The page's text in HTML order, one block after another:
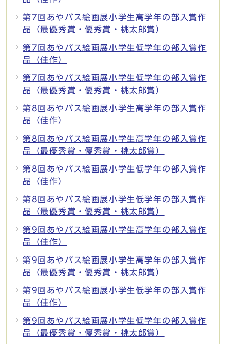
第7回あやバス絵画展小学生高学年の部入賞作
品（最優秀賞・優秀賞・桃太郎賞）
第7回あやバス絵画展小学生低学年の部入賞作
品（佳作）
第7回あやバス絵画展小学生低学年の部入賞作
品（最優秀賞・優秀賞・桃太郎賞）
第8回あやバス絵画展小学生高学年の部入賞作
品（佳作）
第8回あやバス絵画展小学生高学年の部入賞作
品（最優秀賞・優秀賞・桃太郎賞）
第8回あやバス絵画展小学生低学年の部入賞作
品（佳作）
第8回あやバス絵画展小学生低学年の部入賞作
品（最優秀賞・優秀賞・桃太郎賞）
第9回あやバス絵画展小学生高学年の部入賞作
品（佳作）
第9回あやバス絵画展小学生高学年の部入賞作
品（最優秀賞・優秀賞・桃太郎賞）
第9回あやバス絵画展小学生低学年の部入賞作
品（佳作）
第9回あやバス絵画展小学生低学年の部入賞作
品（最優秀賞・優秀賞・桃太郎賞）